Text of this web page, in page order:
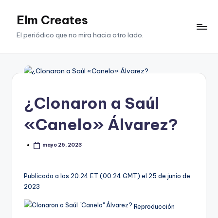
SaltarElm Creates
El periódico que no mira hacia otro lado.
¿Clonaron a Saúl
«Canelo» Álvarez?
mayo 26, 2023
Publicado a las 20:24 ET (00:24 GMT) el 25 de junio de
2023
Reproducción